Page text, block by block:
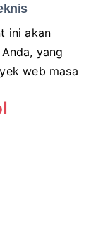
ini akan
yang
web masa